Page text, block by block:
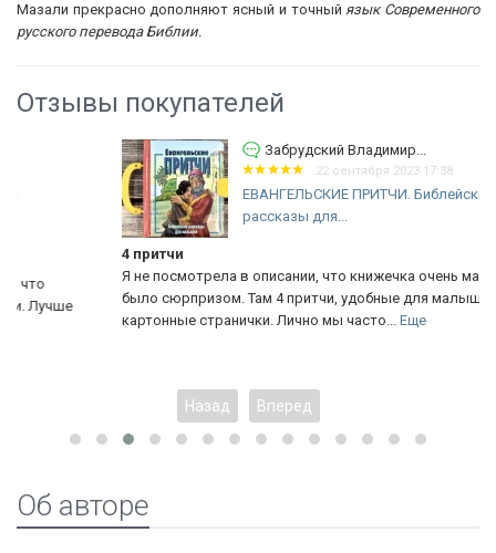
Мазали прекрасно дополняют ясный и точный язык Современного
русского перевода Библии.
Отзывы покупателей
Забрудский Владимир...
22 сентября 2023 17:38
ЕВАНГЕЛЬСКИЕ ПРИТЧИ. Библейские
рассказы для...
Я не посмотрела в описании, что книжечка очень маленькая,
было сюрпризом. Там 4 притчи, удобные для малышей
картонные странички. Лично мы часто...Еще
Назад Вперед
Об авторе